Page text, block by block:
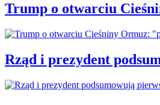
Trump o otwarciu
Rząd i prezydent